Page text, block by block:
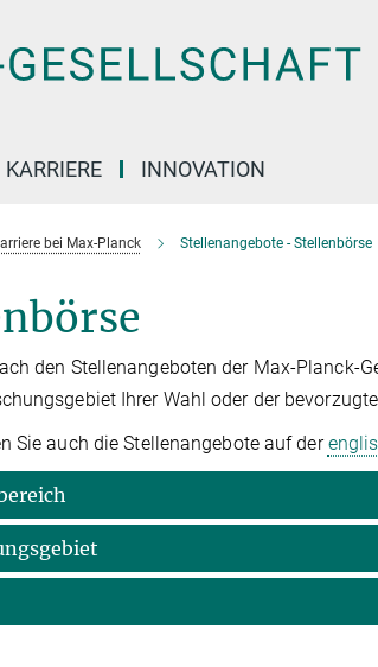
KARRIERE INNOVATION
bei Max-Planck Stellenangebote - Stellenbörse
den Stellenangeboten der Max-Planck-
Ihrer Wahl oder der
Sie auch die Stellenangebote auf der